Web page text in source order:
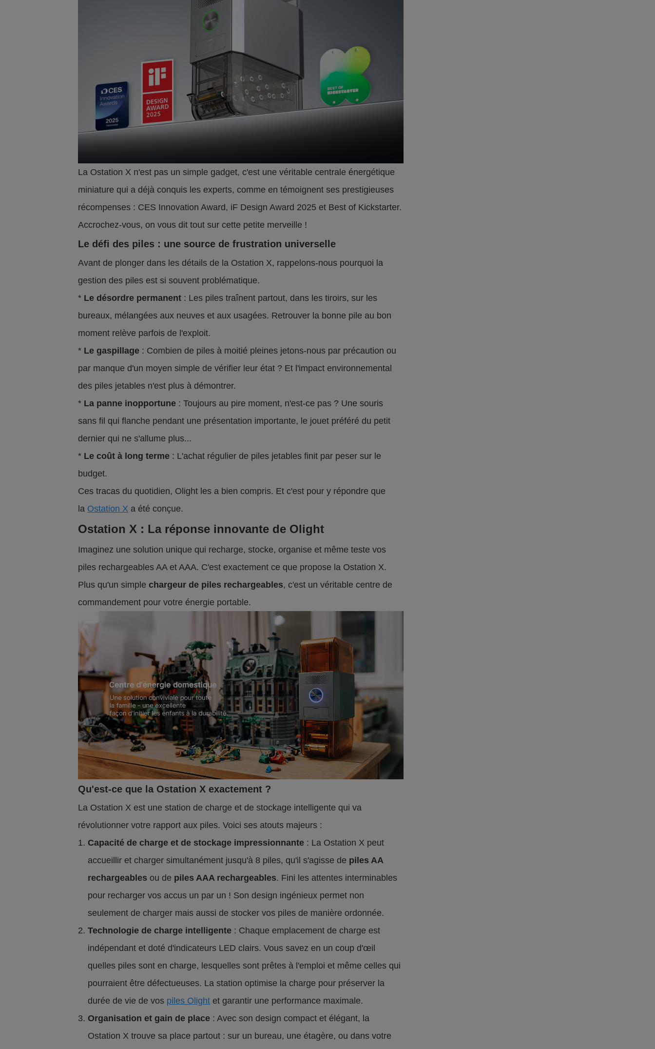
La Ostation X n'est pas un simple gadget, c'est une véritable centrale énergétique
miniature qui a déjà conquis les experts, comme en témoignent ses prestigieuses
récompenses : CES Innovation Award, iF Design Award 2025 et Best of Kickstarter.
Accrochez-vous, on vous dit tout sur cette petite merveille !
Le défi des piles : une source de frustration universelle
Avant de plonger dans les détails de la Ostation X, rappelons-nous pourquoi la
gestion des piles est si souvent problématique.
* Le désordre permanent : Les piles traînent partout, dans les tiroirs, sur les
bureaux, mélangées aux neuves et aux usagées. Retrouver la bonne pile au bon
moment relève parfois de l'exploit.
* Le gaspillage : Combien de piles à moitié pleines jetons-nous par précaution ou
par manque d'un moyen simple de vérifier leur état ? Et l'impact environnemental
des piles jetables n'est plus à démontrer.
* La panne inopportune : Toujours au pire moment, n'est-ce pas ? Une souris
sans fil qui flanche pendant une présentation importante, le jouet préféré du petit
dernier qui ne s'allume plus...
* Le coût à long terme : L'achat régulier de piles jetables finit par peser sur le
budget.
Ces tracas du quotidien, Olight les a bien compris. Et c'est pour y répondre que
la Ostation X a été conçue.
Ostation X : La réponse innovante de Olight
Imaginez une solution unique qui recharge, stocke, organise et même teste vos
piles rechargeables AA et AAA. C'est exactement ce que propose la Ostation X.
Plus qu'un simplechargeur de piles rechargeables, c'est un véritable centre de
commandement pour votre énergie portable.
Qu'est-ce que la Ostation X exactement ?
La Ostation X est une station de charge et de stockage intelligente qui va
révolutionner votre rapport aux piles. Voici ses atouts majeurs :
Capacité de charge et de stockage impressionnante : La Ostation X peut
accueillir et charger simultanément jusqu'à 8 piles, qu'il s'agisse de piles AA
rechargeables ou de piles AAA rechargeables. Fini les attentes interminables
pour recharger vos accus un par un ! Son design ingénieux permet non
seulement de charger mais aussi de stocker vos piles de manière ordonnée.
Technologie de charge intelligente : Chaque emplacement de charge est
indépendant et doté d'indicateurs LED clairs. Vous savez en un coup d'œil
quelles piles sont en charge, lesquelles sont prêtes à l'emploi et même celles qui
pourraient être défectueuses. La station optimise la charge pour préserver la
durée de vie de vos piles Olight et garantir une performance maximale.
Organisation et gain de place : Avec son design compact et élégant, la
Ostation X trouve sa place partout : sur un bureau, une étagère, ou dans votre